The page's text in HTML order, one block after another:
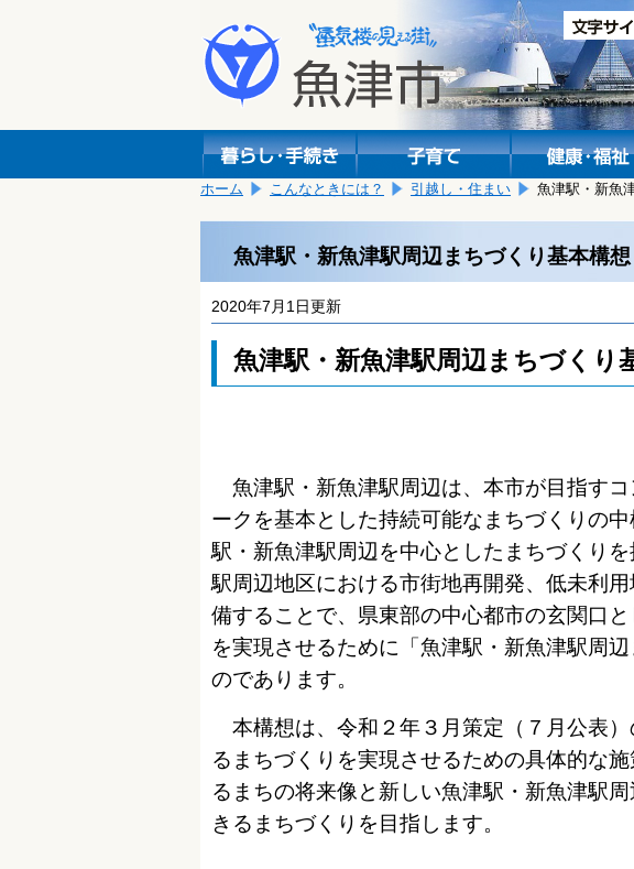
し
ホーム こんなときには？ 引越し・住まい 魚津駅・新魚
魚津駅・新魚津駅周辺まちづくり基本構想
2020年7月1日更新
魚津駅・新魚津駅周辺まちづくり
魚津駅・新魚津駅周辺は、本市が目指す
ークを基本とした持続可能なまちづくりの中
駅・新魚津駅周辺を中心としたまちづくり
駅周辺地区における市街地再開発、低未利
備することで、県東部の中心都市の玄関口
を実現させるために「魚津駅・新魚津駅周
のであります。
本構想は、令和２年３月策定（７月公表
るまちづくりを実現させるための具体的な
るまちの将来像と新しい魚津駅・新魚津駅
きるまちづくりを目指します。